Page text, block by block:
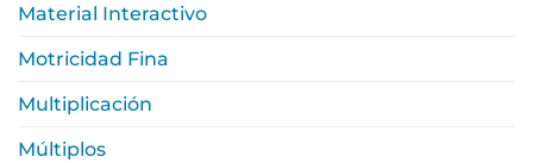
Material Interactivo
Motricidad Fina
Multiplicación
Múltiplos